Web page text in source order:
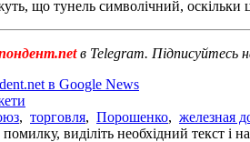
що тунель символічний,
в Telegram. Підписуйтесь
в Google News
, торговля, Порошенко, железная
виділіть необхідний текст і